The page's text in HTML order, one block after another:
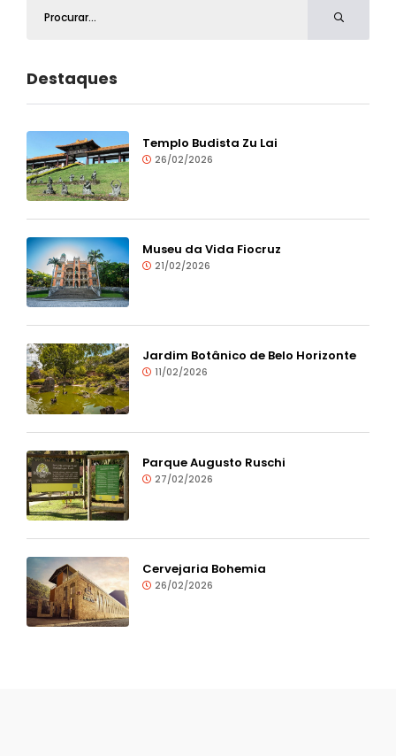
Destaques
Templo Budista Zu Lai
26/02/2026
Museu da Vida Fiocruz
21/02/2026
Jardim Botânico de Belo Horizonte
11/02/2026
Parque Augusto Ruschi
27/02/2026
Cervejaria Bohemia
26/02/2026